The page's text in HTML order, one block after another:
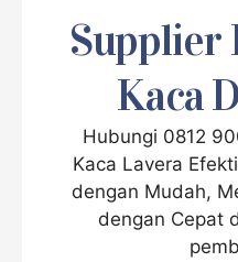
Supplier
Kaca
Hubungi 0812
Kaca Lavera
dengan Mudah,
dengan Cepat